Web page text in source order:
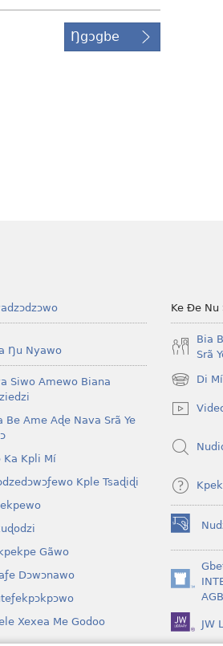
Ŋgɔgbe
Ŋu Nyawo
Siwo Amewo Biana
Be Ame Aɖe Nava Srã Ye
Ka Kpli Mí
Kple Tsaɖiɖi
Gãwo
Dɔwɔnawo
Xexea Me Godoo
Ke Ðe Nu
Bia
Srã
Di
(opens
new
window)
(opens
new
window)
(opens
window)
JW